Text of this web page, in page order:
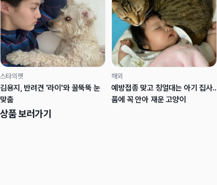
스타의펫
김용지, 반려견 '라이'와 꿀뚝뚝 눈
맞춤
해외
예방접종 맞고 칭얼대는 아기 집사..
품에 꼭 안아 재운 고양이
상품 보러가기